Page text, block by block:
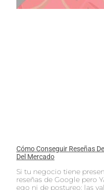
Cómo Conseguir Reseñas
Del Mercado
Si tu negocio tiene
reseñas de Google pero
ego ni de postureo: las